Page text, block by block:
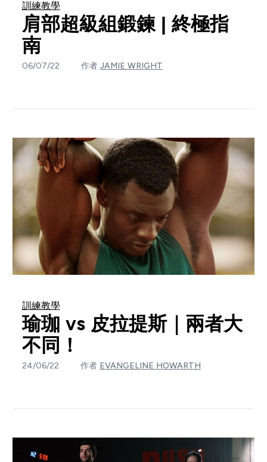
訓練教學
肩部超級組鍛鍊 | 終極指
南
06/07/22 作者 JAMIE WRIGHT
訓練教學
瑜珈 vs 皮拉提斯｜兩者大
不同！
24/06/22 作者 EVANGELINE HOWARTH